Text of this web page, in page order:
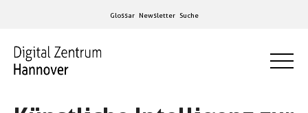
Glossar Newsletter Suche